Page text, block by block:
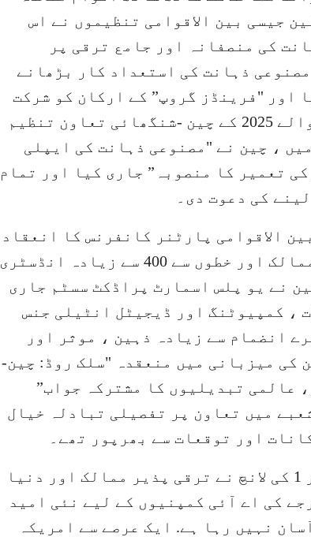
جیسی بین الاقوامی تنظیموں نے اس
کی منصفانہ اور جامع ترقی پر
ذہانت کی استعداد کار بڑھانے
اور "فرینڈز گروپ” کے ارکان کو شرکت
کی دعوت دی۔ تیانجن میں منعقد ہونے والے 2025 کے چین -شنگھائی تعاون تنظیم
، چین نے "مصنوعی ذہانت کی ایپلی
تعمیر کا منصوبہ” جاری کیا اور تمام
کی دعوت دی۔
الاقوامی پارٹنر کانفرنس کا انعقاد
کیا ، جس میں دنیا بھر کے 70 سے زائد ممالک اور خطوں سے 400 سے زیادہ انڈسٹری
نے یو پلس اسمارٹ پراڈکٹ سسٹم جاری
، کمپیوٹنگ اور ڈیجیٹل انٹیلی جنس
انضمام سے زیادہ ذہین ، موثر اور
کی میزبانی میں منعقدہ "سلک روڈ: چین-
عالمی تبدیلیوں کا مشترکہ جواب”
میں تعاون پر تفصیلی تبادلہ خیال
اور توقعات سے بھرپور تھے۔
اس کے علاوہ چین کی جانب سے ڈیپ سیک-آر 1 کی لانچ نے ترقی پذیر ممالک اور دنیا
کی اے آئی کمپنیوں کے لیے نئی امید
نہیں رہا ہے. ایک عرصے سے امریکہ